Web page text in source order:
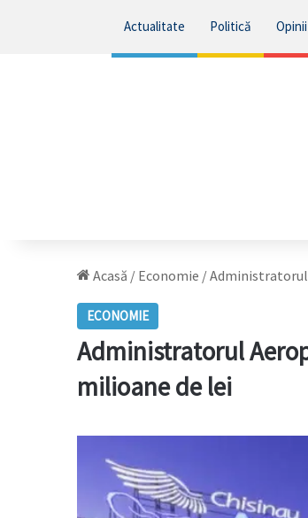
Actualitate Politică Opinii
Acasă / Economie /Administratorul
ECONOMIE
Administratorul
milioane de lei